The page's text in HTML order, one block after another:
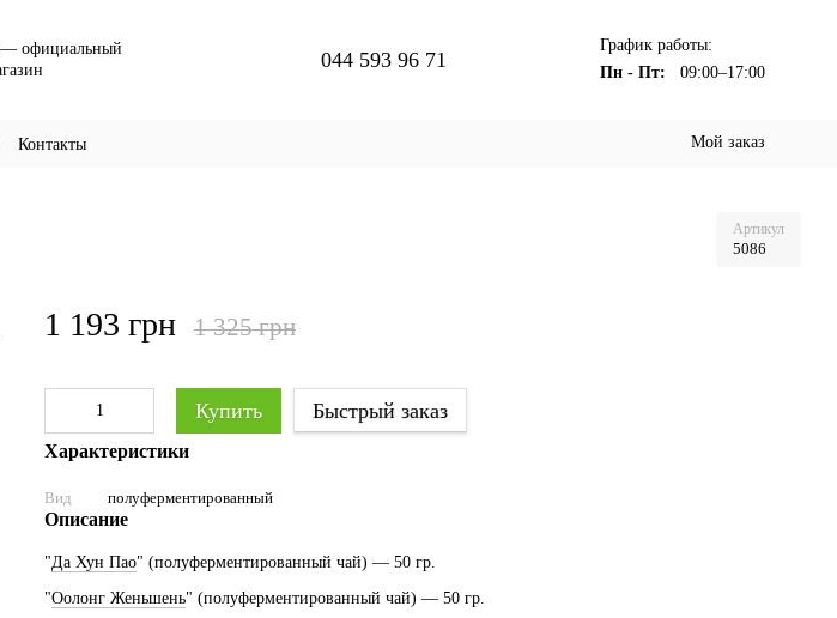
044 593 96 71
График работы:
Пн - Пт:
09:00–17:00
Контакты Мой заказ
Артикул
5086
1 193 грн 1 325 грн
Купить Быстрый заказ
Характеристики
Вид полуферментированный
Описание
"Да Хун Пао" (полуферментированный чай) ― 50 гр.
"Оолонг Женьшень" (полуферментированный чай) ― 50 гр.